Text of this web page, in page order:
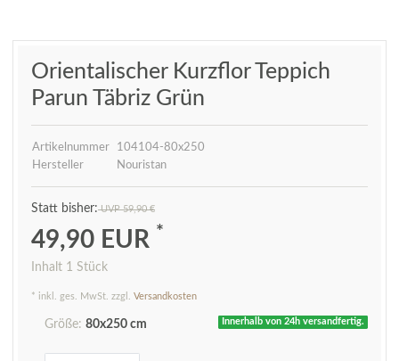
Orientalischer Kurzflor Teppich
Parun Täbriz Grün
Artikelnummer
104104-80x250
Hersteller
Nouristan
UVP 59,90 €
49,90 EUR *
Inhalt 1 Stück
* inkl. ges. MwSt. zzgl. Versandkosten
Innerhalb von 24h versandfertig.
Größe: 80x250 cm